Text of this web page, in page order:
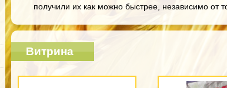
получили их как можно быстрее, независимо от
Витрина